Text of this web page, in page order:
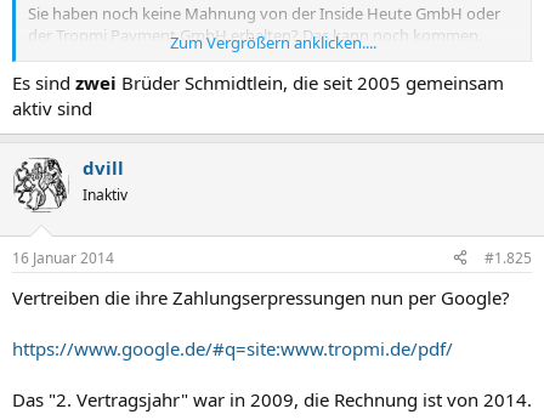
Sie haben noch keine Mahnung von der Inside Heute GmbH oder
der Tropmi Payment GmbH erhalten? Das kann noch kommen.
Denn Geschäftsführer beider Internetseiten ist Andreas Schmidtlein,
der uns bereits in vergangenen Jahren wegen zahlreicher
Abzockereien beschäftigt hat. Aktuell ist er wieder sehr rege.
Zum Vergrößern anklicken....
Es sind zwei Brüder Schmidtlein, die seit 2005 gemeinsam
aktiv sind
dvill
Inaktiv
16 Januar 2014 #1.825
Vertreiben die ihre Zahlungserpressungen nun per Google?
https://www.google.de/#q=site:www.tropmi.de/pdf/
Das "2. Vertragsjahr" war in 2009, die Rechnung ist von 2014.